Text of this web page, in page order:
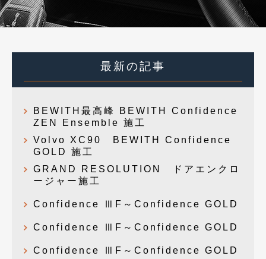
最新の記事
BEWITH最高峰 BEWITH Confidence
ZEN Ensemble 施工
Volvo XC90 BEWITH Confidence
GOLD 施工
GRAND RESOLUTION ドアエンクロ
ージャー施工
Confidence ⅢF～Confidence GOLD
Confidence ⅢF～Confidence GOLD
Confidence ⅢF～Confidence GOLD